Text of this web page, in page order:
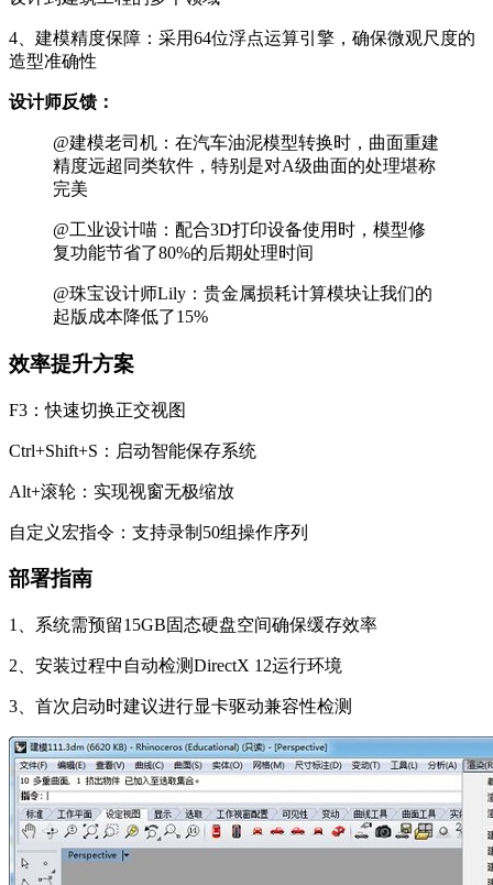
4、建模精度保障：采用64位浮点运算引擎，确保微观尺度的
造型准确性
设计师反馈：
@建模老司机：在汽车油泥模型转换时，曲面重建
精度远超同类软件，特别是对A级曲面的处理堪称
完美
@工业设计喵：配合3D打印设备使用时，模型修
复功能节省了80%的后期处理时间
@珠宝设计师Lily：贵金属损耗计算模块让我们的
起版成本降低了15%
效率提升方案
F3：快速切换正交视图
Ctrl+Shift+S：启动智能保存系统
Alt+滚轮：实现视窗无极缩放
自定义宏指令：支持录制50组操作序列
部署指南
1、系统需预留15GB固态硬盘空间确保缓存效率
2、安装过程中自动检测DirectX 12运行环境
3、首次启动时建议进行显卡驱动兼容性检测